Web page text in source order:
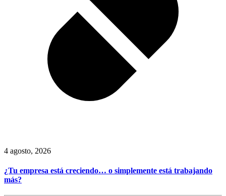
4 agosto, 2026
¿Tu empresa está creciendo… o simplemente está trabajando
más?